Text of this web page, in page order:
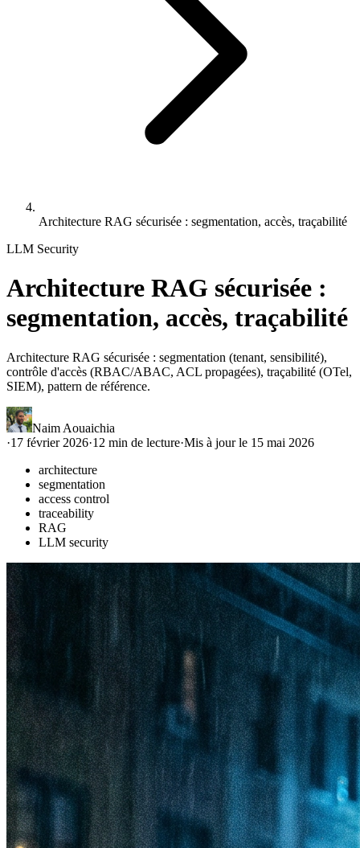
Architecture RAG sécurisée : segmentation, accès, traçabilité
LLM Security
Architecture RAG sécurisée :
segmentation, accès, traçabilité
Architecture RAG sécurisée : segmentation (tenant, sensibilité),
contrôle d'accès (RBAC/ABAC, ACL propagées), traçabilité (OTel,
SIEM), pattern de référence.
Naim Aouaichia
·17 février 2026·12 min de lecture·Mis à jour le 15 mai 2026
architecture
segmentation
access control
traceability
RAG
LLM security